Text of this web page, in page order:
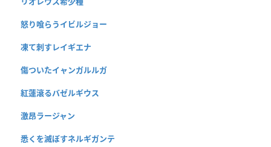
怒り喰らうイビルジョー
凍て刺すレイギエナ
傷ついたイャンガルルガ
紅蓮滾るバゼルギウス
激昂ラージャン
悉くを滅ぼすネルギガンテ